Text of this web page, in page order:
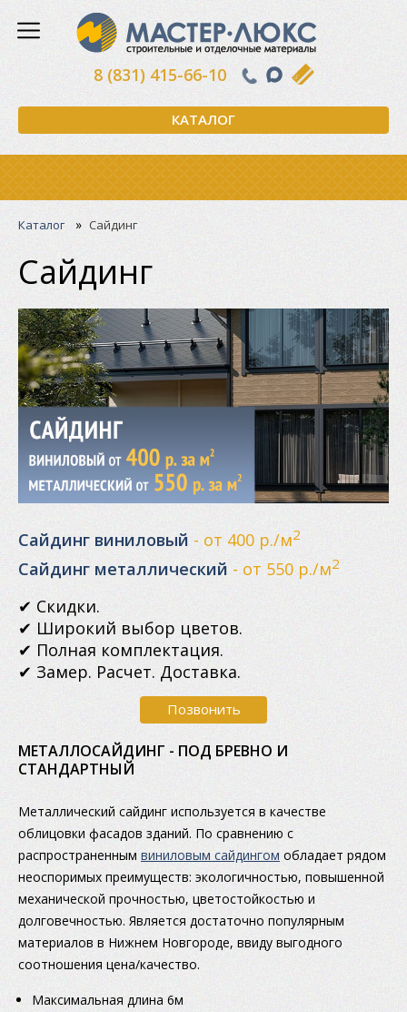
КАТАЛОГ
8 (831) 415-66-10
Каталог» Сайдинг
Сайдинг
Сайдинг виниловый - от 400 р./м2
Сайдинг металлический - от 550 р./м2
✔ Скидки.
✔ Широкий выбор цветов.
✔ Полная комплектация.
✔ Замер. Расчет. Доставка.
Позвонить
МЕТАЛЛОСАЙДИНГ - ПОД БРЕВНО И
СТАНДАРТНЫЙ
Металлический сайдинг используется в качестве
облицовки фасадов зданий. По сравнению с
распространенным виниловым сайдингом обладает рядом
неоспоримых преимуществ: экологичностью, повышенной
механической прочностью, цветостойкостью и
долговечностью. Является достаточно популярным
материалов в Нижнем Новгороде, ввиду выгодного
соотношения цена/качество.
Максимальная длина 6м